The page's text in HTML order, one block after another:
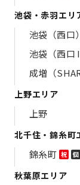
池袋・赤羽エリ
池袋（西口）
池袋（西口
成増（
上野エリア
上野
北千住・錦糸町
錦糸町 祝 個
秋葉原エリア